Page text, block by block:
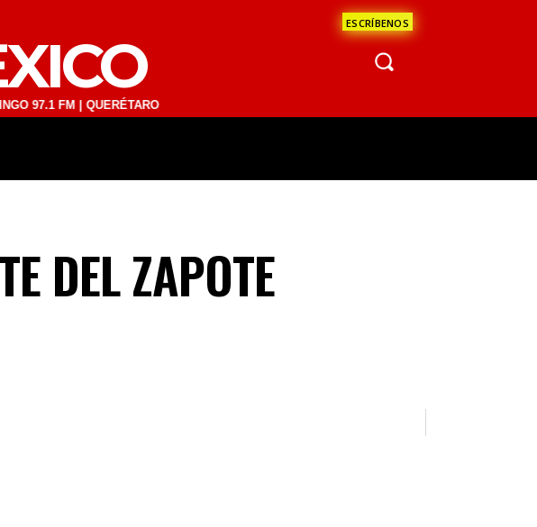
ESCRÍBENOS
FM | QUERÉTARO 103.1 FM | SAN JUAN DEL RÍO 93.1 FM | GUADALAJARA 1510 AM | LA
DEL ZAPOTE